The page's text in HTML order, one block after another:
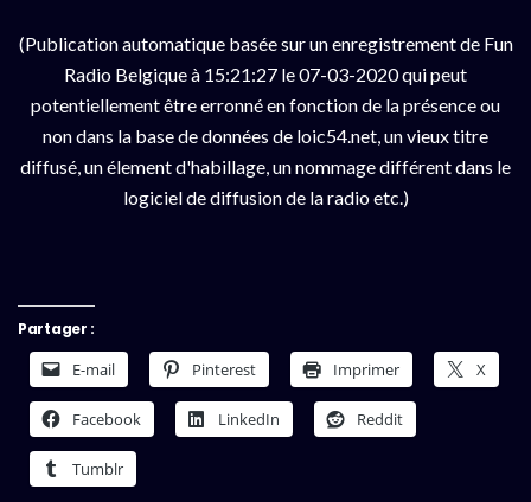
(Publication automatique basée sur un enregistrement de Fun
Radio Belgique à 15:21:27 le 07-03-2020 qui peut
potentiellement être erronné en fonction de la présence ou
non dans la base de données de loic54.net, un vieux titre
diffusé, un élement d'habillage, un nommage différent dans le
logiciel de diffusion de la radio etc.)
Partager :
E-mail Pinterest Imprimer X
Facebook LinkedIn Reddit
Tumblr